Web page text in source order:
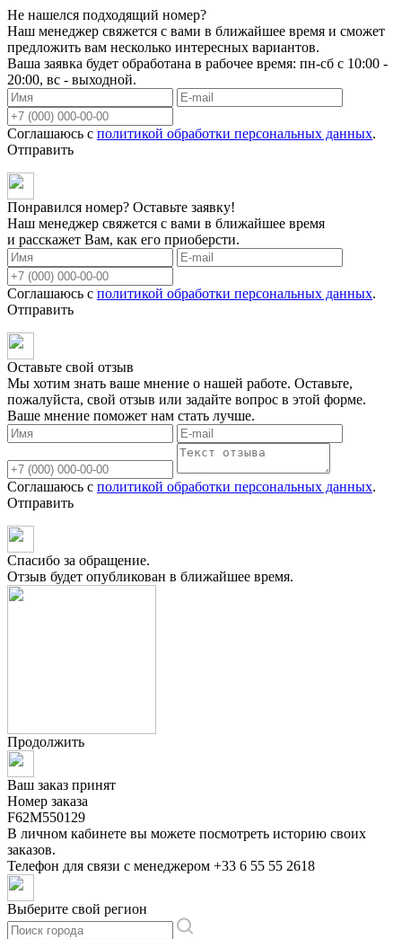
Не нашелся подходящий номер?
Наш менеджер свяжется с вами в ближайшее время и сможет
предложить вам несколько интересных вариантов.
Ваша заявка будет обработана в рабочее время: пн-сб с 10:00 -
20:00, вс - выходной.
Соглашаюсь с политикой обработки персональных данных.
Отправить
Понравился номер? Оставьте заявку!
Наш менеджер свяжется с вами в ближайшее время
и расскажет Вам, как его приоберсти.
Соглашаюсь с политикой обработки персональных данных.
Отправить
Оставьте свой отзыв
Мы хотим знать ваше мнение о нашей работе. Оставьте,
пожалуйста, свой отзыв или задайте вопрос в этой форме.
Ваше мнение поможет нам стать лучше.
Соглашаюсь с политикой обработки персональных данных.
Отправить
Спасибо за обращение.
Отзыв будет опубликован в ближайшее время.
Продолжить
Ваш заказ принят
Номер заказа
F62M550129
В личном кабинете вы можете посмотреть историю своих
заказов.
Телефон для связи с менеджером +33 6 55 55 2618
Выберите свой регион